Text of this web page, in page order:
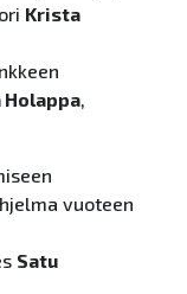
Krista
Holappa
vuoteen
Satu